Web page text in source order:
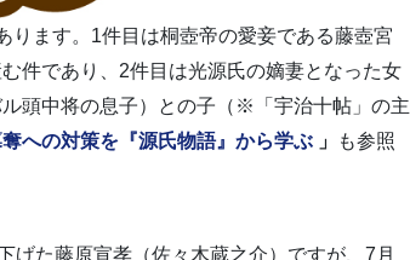
ります。1件目は桐壺帝の愛妾である藤壺宮
件であり、2件目は光源氏の嫡妻となった女
頭中将の息子）との子（※「宇治十帖」の主
への対策を『源氏物語』から学ぶ 」
も参照
た藤原宣孝（佐々木蔵之介）ですが、7月